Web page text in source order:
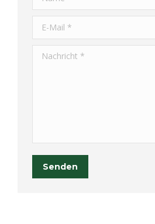
E-Mail *
Nachricht *
Senden